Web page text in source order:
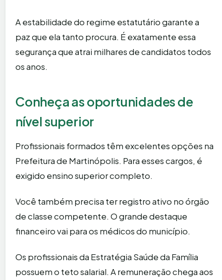
A estabilidade do regime estatutário garante a
paz que ela tanto procura. É exatamente essa
segurança que atrai milhares de candidatos todos
os anos.
Conheça as oportunidades de
nível superior
Profissionais formados têm excelentes opções na
Prefeitura de Martinópolis. Para esses cargos, é
exigido ensino superior completo.
Você também precisa ter registro ativo no órgão
de classe competente. O grande destaque
financeiro vai para os médicos do município.
Os profissionais da Estratégia Saúde da Família
possuem o teto salarial. A remuneração chega aos